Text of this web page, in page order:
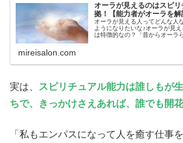
オーラが見えるのはスピ
拠！【能力者がオーラを解
オーラが見える人ってどんな人
ようになりたいな♪オーラが見
は特徴的なの？「昔からオーラ
mireisalon.com
実は、
スピリチュアル能力は誰しもが
ちで、きっかけさえあれば、誰でも開
「私もエンパスになって人を癒す仕事